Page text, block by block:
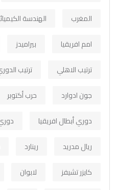
المغرب
الهندسة
امم افريقيا
بيراميدز
ترتيب الاهلي
ترتيب
جون ادوارد
حرب أكتوبر
دوري أبطال افريقيا
ريال مدريد
رينارد
كايزر تشيفز
لابوان